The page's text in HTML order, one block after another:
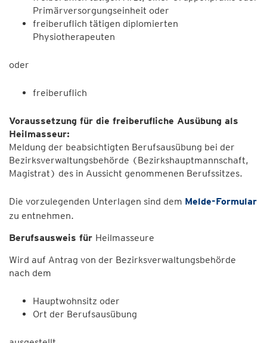
Primärversorgungseinheit oder
freiberuflich tätigen diplomierten
Physiotherapeuten
oder
freiberuflich
Voraussetzung für die freiberufliche Ausübung als
Heilmasseur:
Meldung der beabsichtigten Berufsausübung bei der
Bezirksverwaltungsbehörde (Bezirkshauptmannschaft,
Magistrat) des in Aussicht genommenen Berufssitzes.
Die vorzulegenden Unterlagen sind dem Melde-Formular
zu entnehmen.
Berufsausweis für Heilmasseure
Wird auf Antrag von der Bezirksverwaltungsbehörde
nach dem
Hauptwohnsitz oder
Ort der Berufsausübung